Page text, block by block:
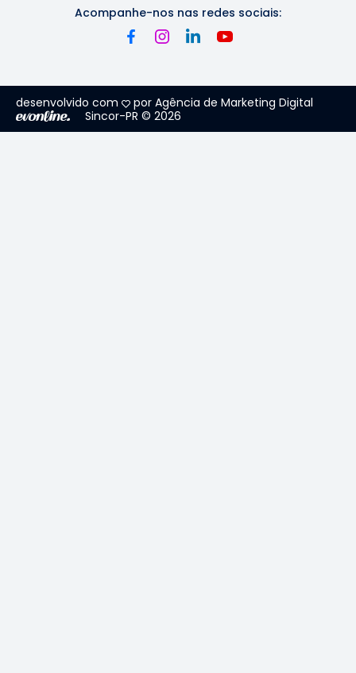
Acompanhe-nos nas redes sociais:
desenvolvido com
por Agência de Marketing Digital
Sincor-PR © 2026